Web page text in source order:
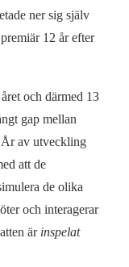
ner sig själv
12 år efter
och därmed 13
gap mellan
av utveckling
att de
de olika
och interagerar
ärinspelat